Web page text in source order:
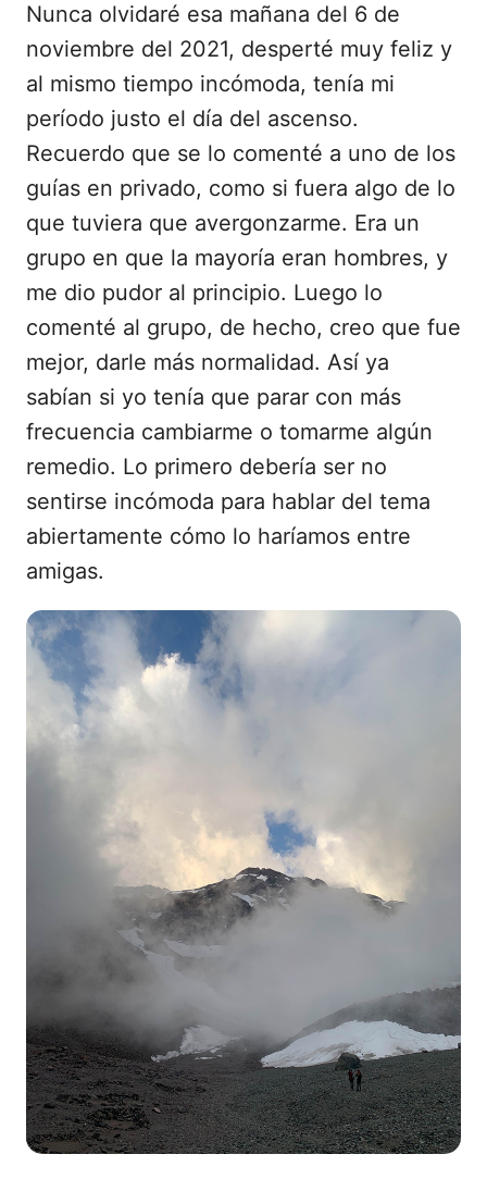
Nunca olvidaré esa mañana del 6 de
noviembre del 2021, desperté muy feliz y
al mismo tiempo incómoda, tenía mi
período justo el día del ascenso.
Recuerdo que se lo comenté a uno de los
guías en privado, como si fuera algo de lo
que tuviera que avergonzarme. Era un
grupo en que la mayoría eran hombres, y
me dio pudor al principio. Luego lo
comenté al grupo, de hecho, creo que fue
mejor, darle más normalidad. Así ya
sabían si yo tenía que parar con más
frecuencia cambiarme o tomarme algún
remedio. Lo primero debería ser no
sentirse incómoda para hablar del tema
abiertamente cómo lo haríamos entre
amigas.